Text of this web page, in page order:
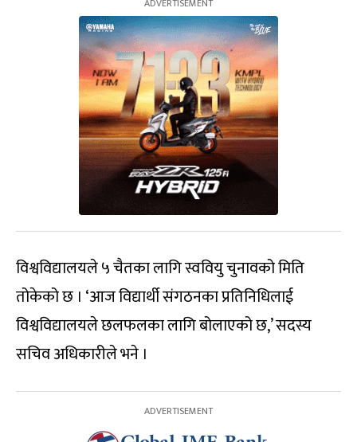
विश्वविद्यालयले ५ चैतका लागि स्ववियु चुनावको मिति
तोकेको छ । ‘आज विद्यार्थी संगठनका प्रतिनिधिलाई
विश्वविद्यालयले छलफलका लागि बोलाएको छ,’ सदस्य
सचिव अधिकारीले भने ।